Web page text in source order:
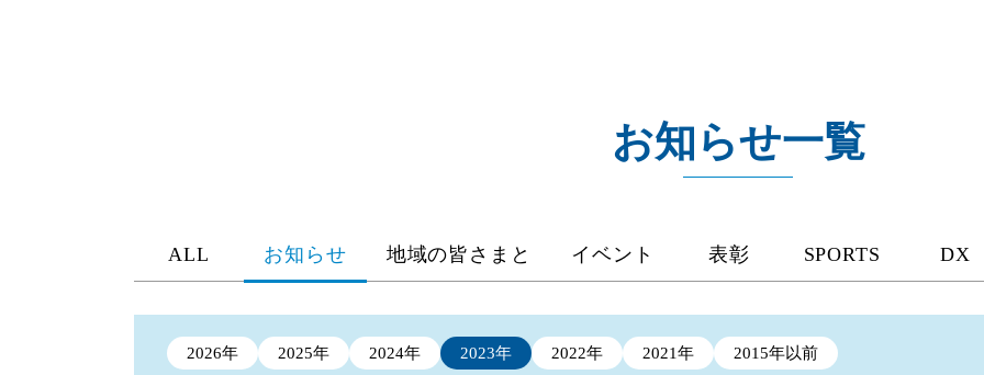
お知らせ一覧
ALL お知らせ 地域の皆さまと イベント 表彰 SPORTS DX
2026年 2025年 2024年 2023年 2022年 2021年 2015年以前